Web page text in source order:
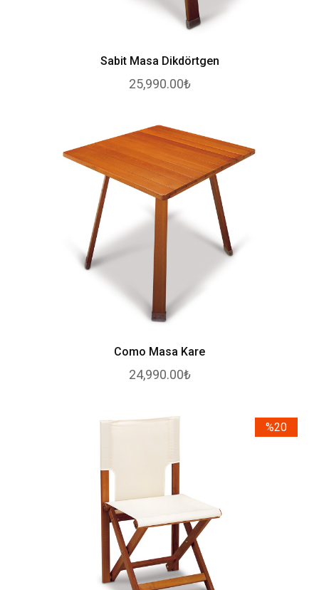
Sabit Masa Dikdörtgen
25,990.00₺
Como Masa Kare
24,990.00₺
%20